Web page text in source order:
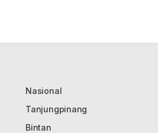
Nasional
Tanjungpinang
Bintan